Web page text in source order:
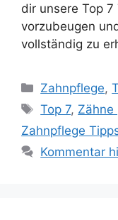
dir unsere Top
vorzubeugen
vollständig zu
Kategorien
Zahnpflege,
Schlagwörter
Top 7, Zähne
Zahnpflege
Kommentar